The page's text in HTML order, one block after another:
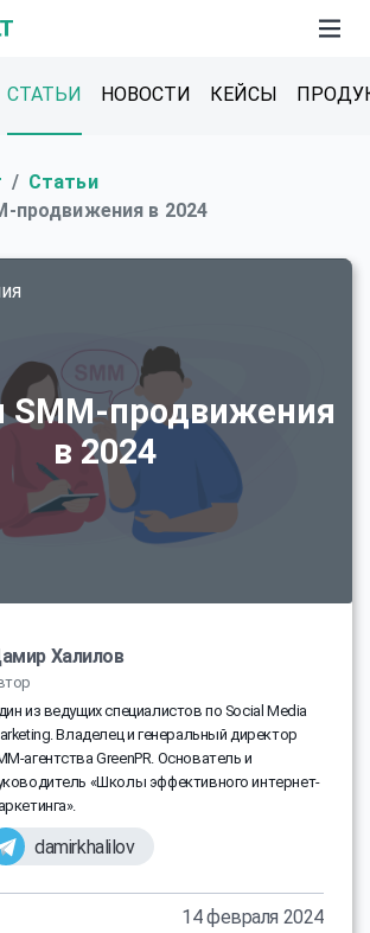
СТАТЬИ НОВОСТИ КЕЙСЫ
Статьи
продвижения в 2024
продвижения
в 2024
Халилов
из ведущих специалистов по Social Media
Владелец и генеральный директор
агентства GreenPR. Основатель и
«Школы эффективного интернет-
damirkhalilov
14 февраля 2024